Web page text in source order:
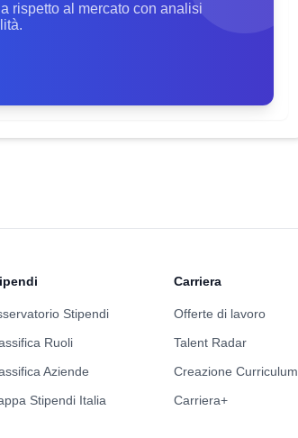
rispetto al mercato con analisi
Stipendi
Ruoli
Aziende
Stipendi Italia
Carriera
Offerte di lavoro
Talent Radar
Creazione Curriculum
Carriera+